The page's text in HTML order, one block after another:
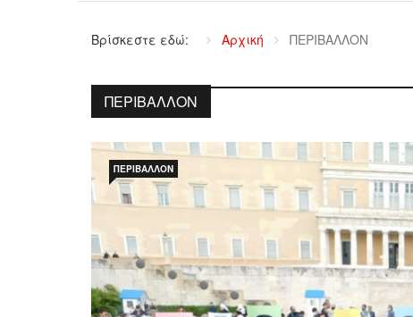
Βρίσκεστε εδώ: Αρχική ΠΕΡΙΒΑΛΛΟΝ
ΠΕΡΙΒΆΛΛΟΝ
ΠΕΡΙΒΆΛΛΟΝ